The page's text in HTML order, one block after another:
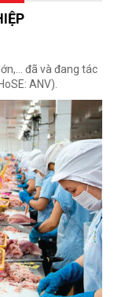
đã và đang tác
ANV).